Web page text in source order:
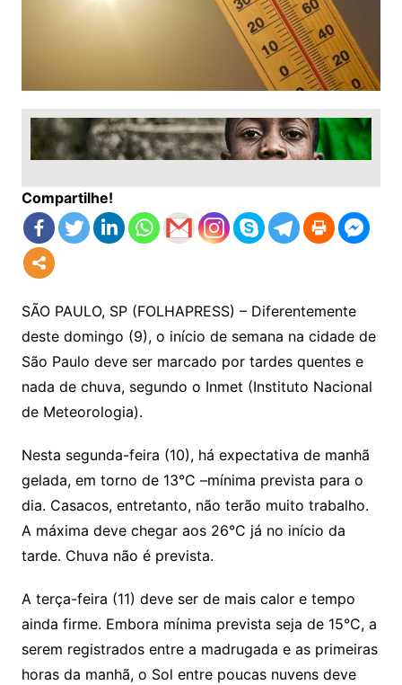
Compartilhe!
SÃO PAULO, SP (FOLHAPRESS) – Diferentemente
deste domingo (9), o início de semana na cidade de
São Paulo deve ser marcado por tardes quentes e
nada de chuva, segundo o Inmet (Instituto Nacional
de Meteorologia).
Nesta segunda-feira (10), há expectativa de manhã
gelada, em torno de 13°C –mínima prevista para o
dia. Casacos, entretanto, não terão muito trabalho.
A máxima deve chegar aos 26°C já no início da
tarde. Chuva não é prevista.
A terça-feira (11) deve ser de mais calor e tempo
ainda firme. Embora mínima prevista seja de 15°C, a
serem registrados entre a madrugada e as primeiras
horas da manhã, o Sol entre poucas nuvens deve